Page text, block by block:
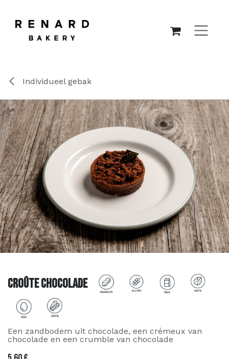
Individueel gebak
Croûte Chocolade
Een zandbodem uit chocolade, een crémeux van
chocolade en een crumble van chocolade